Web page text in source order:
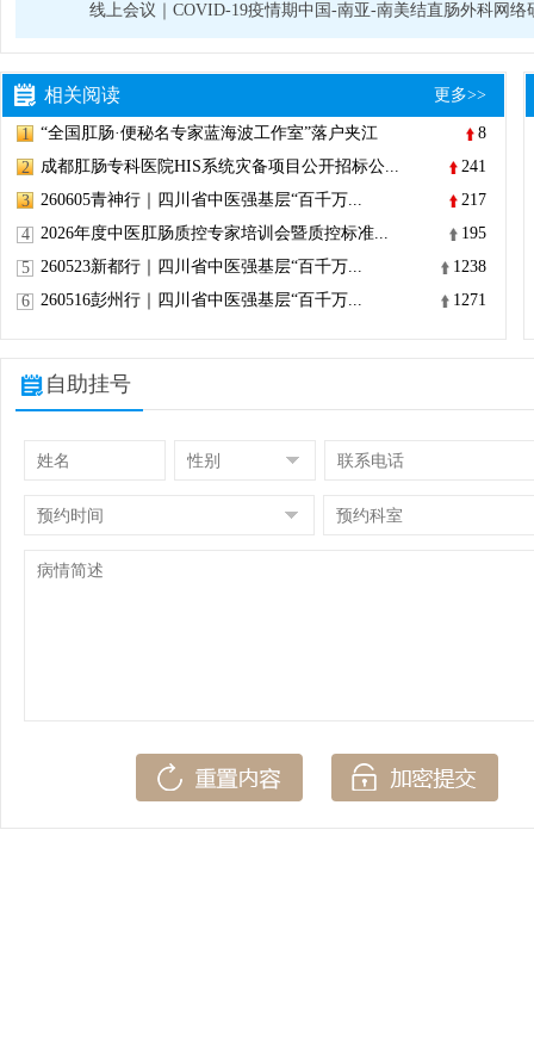
线上会议｜COVID-19疫情期中国-南亚-南美结直肠外科网络
相关阅读 更多>>
1 “全国肛肠·便秘名专家蓝海波工作室”落户夹江
8
2
成都肛肠专科医院HIS系统灾备项目公开招标公...
241
3
260605青神行｜四川省中医强基层“百千万...
217
4
2026年度中医肛肠质控专家培训会暨质控标准...
195
5
260523新都行｜四川省中医强基层“百千万...
1238
6
260516彭州行｜四川省中医强基层“百千万... 1271
自助挂号